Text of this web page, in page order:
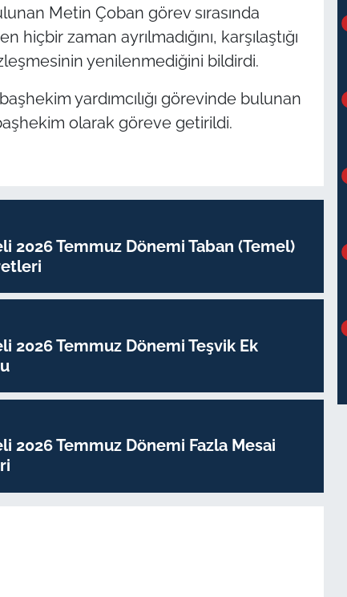
Metin Çoban görev sırasında
zaman ayrılmadığını, karşılaştığı
yenilenmediğini bildirdi.
yardımcılığı görevinde bulunan
olarak göreve getirildi.
2026 Temmuz Dönemi Taban (Temel)
2026 Temmuz Dönemi Teşvik Ek
2026 Temmuz Dönemi Fazla Mesai